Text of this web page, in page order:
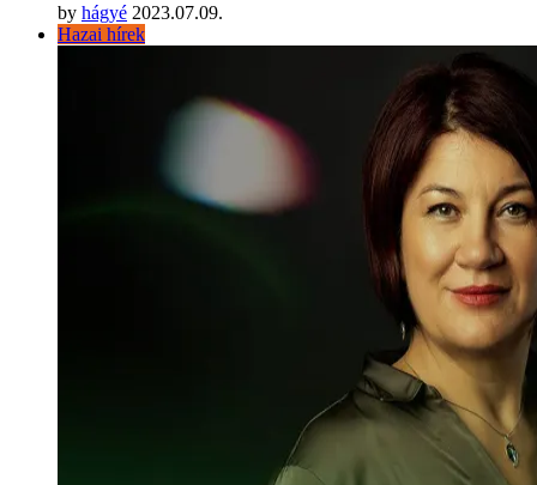
by hágyé 2023.07.09.
Hazai hírek